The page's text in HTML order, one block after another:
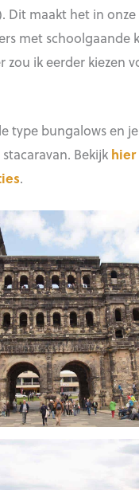
Dit maakt het in
met schoolgaande
zou ik eerder kiezen
type bungalows en
Bekijk hier
.